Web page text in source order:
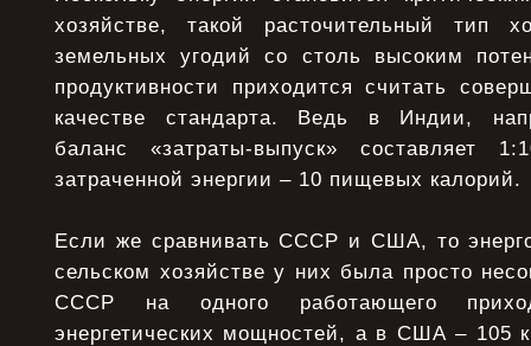
хозяйстве, такой расточительный тип
земельных угодий со столь высоким
продуктивности приходится считать
качестве стандарта. Ведь в Индии,
баланс «затраты-выпуск» составляет
затраченной энергии – 10 пищевых калорий.
Если же сравнивать СССР и США, то
сельском хозяйстве у них была просто
СССР на одного работающего
энергетических мощностей, а в США – 105